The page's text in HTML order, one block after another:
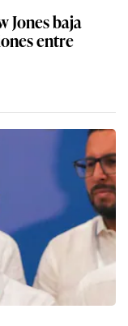
Jones baja
entre